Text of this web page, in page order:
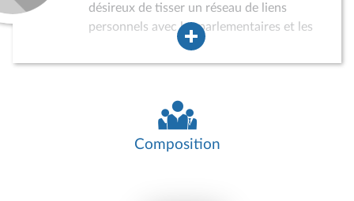
désireux de tisser un réseau de liens
personnels avec les parlementaires et les
acteurs de la vie politique, économique,
sociale et culturelle du pays concerné.
peuvent conduire des auditions,
participer à divers événements, recevoir
des délégations de parlementaires
Composition